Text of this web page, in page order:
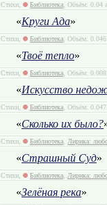
Стихи, Библиотека, Объём: 0.04
«Круги Ада»
Стихи, Библиотека, Объём: 0.046
«Твоё тепло»
Стихи, Библиотека, Объём: 0.008
«Искусство
Стихи, Библиотека, Объём: 0.047
«Сколько их было?
Стихи, Библиотека, Лирика:
«Страшный Суд»
Стихи, Библиотека, Лирика:
«Зелёная река»